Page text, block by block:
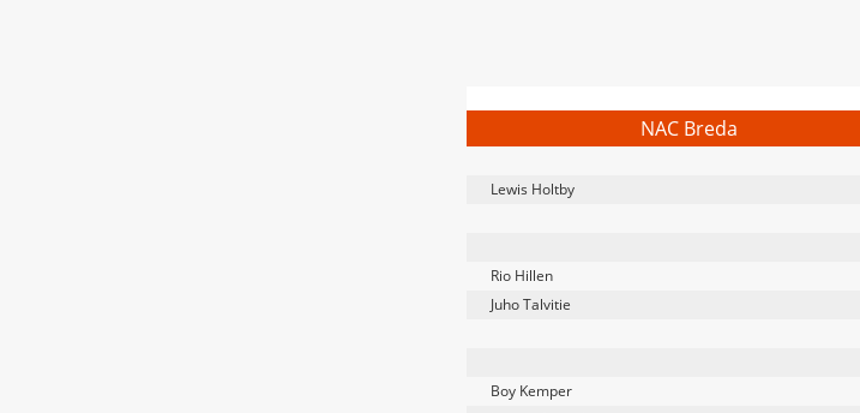
NAC Breda
Lewis Holtby
Rio Hillen
Juho Talvitie
Boy Kemper